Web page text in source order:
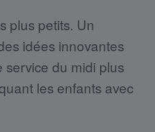
plus petits. Un
idées innovantes
service du midi plus
les enfants avec